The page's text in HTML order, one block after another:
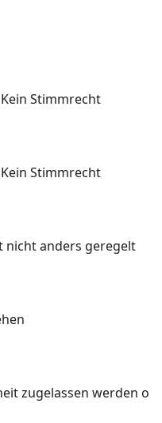
Stimmrecht
Stimmrecht
nicht anders geregelt
zugelassen werden o